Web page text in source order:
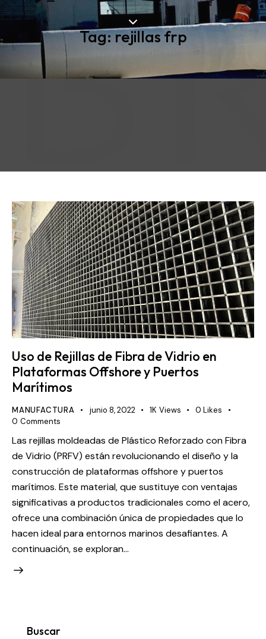
Tag: rejillas frp
Uso de Rejillas de Fibra de Vidrio en
Plataformas Offshore y Puertos
Marítimos
MANUFACTURA junio 8, 2022 1K Views 0 Likes
0 Comments
Las rejillas moldeadas de Plástico Reforzado con Fibra
de Vidrio (PRFV) están revolucionando el diseño y la
construcción de plataformas offshore y puertos
marítimos. Este material, que sustituye con ventajas
significativas a productos tradicionales como el acero,
ofrece una combinación única de propiedades que lo
hacen ideal para entornos marinos desafiantes. A
continuación, se exploran…
Buscar